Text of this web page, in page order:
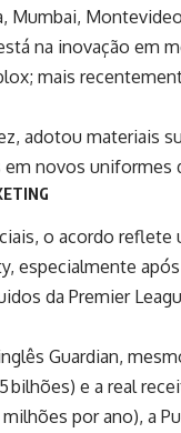
Mumbai,
na inovação em
mais
adotou materiais
em novos uniformes
o acordo
especialmente
da Premier
Guardian,
bilhões) e a real
milhões por ano), a